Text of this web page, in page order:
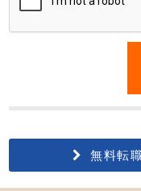
this
無料転